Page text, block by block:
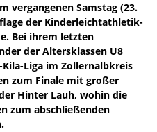
vergangenen Samstag (23.
der Kinderleichtathletik-
Bei ihrem letzten
der Altersklassen U8
Kila-Liga im Zollernalbkreis
zum Finale mit großer
Hinter Lauh, wohin die
zum abschließenden